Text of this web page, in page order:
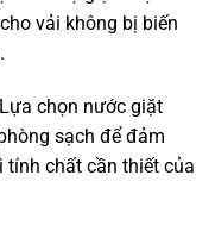
vải không bị biến
chọn nước giặt
sạch để đảm
tính chất cần thiết của